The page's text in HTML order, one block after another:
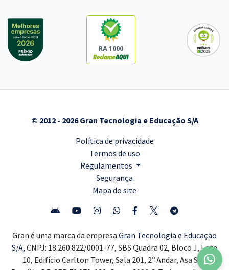
RA 1000
© 2012 - 2026 Gran Tecnologia e Educação S/A
Política de privacidade
Termos de uso
Regulamentos
Segurança
Mapa do site
Gran é uma marca da empresa Gran Tecnologia e Educação
S/A, CNPJ: 18.260.822/0001-77, SBS Quadra 02, Bloco J, Lote
10, Edifício Carlton Tower, Sala 201, 2º Andar, Asa Sul,